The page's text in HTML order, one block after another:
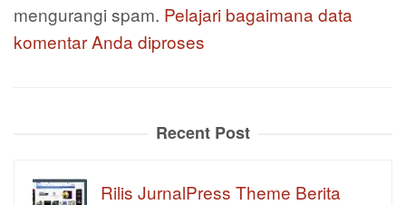
mengurangi spam. Pelajari bagaimana data
komentar Anda diproses
Recent Post
Rilis JurnalPress Theme Berita